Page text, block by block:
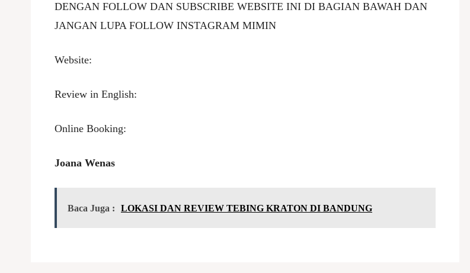
DENGAN FOLLOW DAN SUBSCRIBE WEBSITE INI DI BAGIAN BAWAH DAN
JANGAN LUPA FOLLOW INSTAGRAM MIMIN
Website:
Review in English:
Online Booking:
Joana Wenas
Baca Juga : LOKASI DAN REVIEW TEBING KRATON DI BANDUNG